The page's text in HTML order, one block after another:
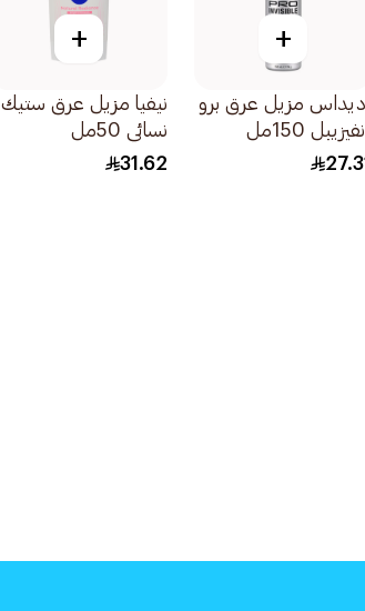
+
مزيل عرق برو
إنفيزيبل 150مل
+
نيفيا مزيل عرق ستيك
نسائي 50مل
31.62